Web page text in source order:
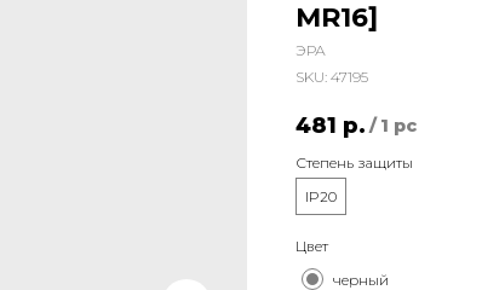
MR16]
ЭРА
SKU: 47195
481 р. / 1 pc
Степень защиты
IP20
Цвет
черный